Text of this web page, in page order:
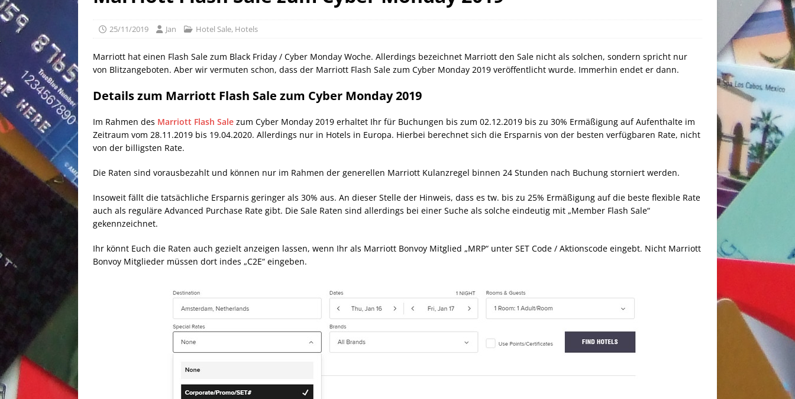
Anpassung World of Hyatt Award Kategorien zum 20.05.2026
HOTEL NEWS
[ 04/04/2026 ] Aktion für die Bahncard 50 bis Ende Juli 2026
EXPRESS
25/11/2019 Jan Hotel Sale, Hotels
Marriott hat einen Flash Sale zum Black Friday / Cyber Monday Woche. Allerdings bezeichnet Marriott den Sale nicht als solchen, sondern spricht nur
von Blitzangeboten. Aber wir vermuten schon, dass der Marriott Flash Sale zum Cyber Monday 2019 veröffentlicht wurde. Immerhin endet er dann.
Details zum Marriott Flash Sale zum Cyber Monday 2019
Im Rahmen des Marriott Flash Sale zum Cyber Monday 2019 erhaltet Ihr für Buchungen bis zum 02.12.2019 bis zu 30% Ermäßigung auf Aufenthalte im
Zeitraum vom 28.11.2019 bis 19.04.2020. Allerdings nur in Hotels in Europa. Hierbei berechnet sich die Ersparnis von der besten verfügbaren Rate, nicht
von der billigsten Rate.
Die Raten sind vorausbezahlt und können nur im Rahmen der generellen Marriott Kulanzregel binnen 24 Stunden nach Buchung storniert werden.
Insoweit fällt die tatsächliche Ersparnis geringer als 30% aus. An dieser Stelle der Hinweis, dass es tw. bis zu 25% Ermäßigung auf die beste flexible Rate
auch als reguläre Advanced Purchase Rate gibt. Die Sale Raten sind allerdings bei einer Suche als solche eindeutig mit „Member Flash Sale“
gekennzeichnet.
Ihr könnt Euch die Raten auch gezielt anzeigen lassen, wenn Ihr als Marriott Bonvoy Mitglied „MRP“ unter SET Code / Aktionscode eingebt. Nicht Marriott
Bonvoy Mitglieder müssen dort indes „C2E“ eingeben.